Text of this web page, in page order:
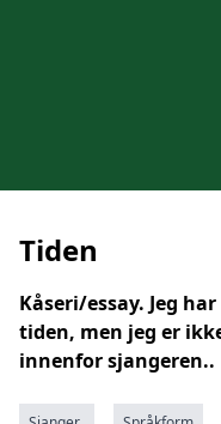
Tiden
Kåseri/essay. Jeg
tiden, men jeg er
innenfor sjangeren..